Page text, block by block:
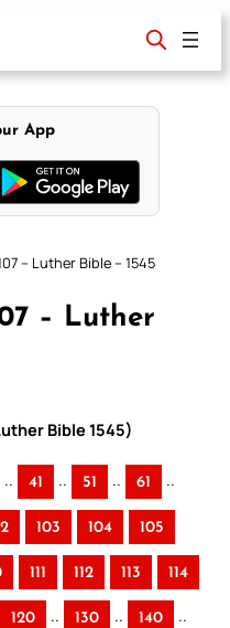
App
– Luther Bible – 1545
– Luther
Bible 1545)
.. 41 .. 51 .. 61 ..
103 104 105
111 112 113 114
120 .. 130 .. 140 ..